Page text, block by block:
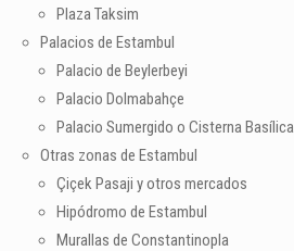
Plaza Taksim
Palacios de Estambul
Palacio de Beylerbeyi
Palacio Dolmabahçe
Palacio Sumergido o Cisterna Basílica
Otras zonas de Estambul
Çiçek Pasaji y otros mercados
Hipódromo de Estambul
Murallas de Constantinopla